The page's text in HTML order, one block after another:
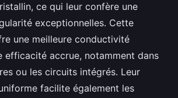
ce qui leur confère une
exceptionnelles. Cette
une meilleure conductivité
efficacité accrue, notamment dans
ou les circuits intégrés. Leur
facilite également les